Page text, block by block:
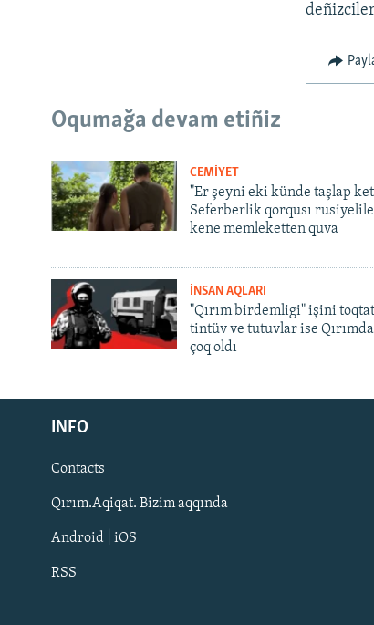
Русский
Українською
QOŞULIÑIZ!
Oqumağa devam etiñiz
CEMİYET
"Er şeyni eki künde taşlap
Seferberlik qorqusı
kene memleketten quva
İNSAN AQLARI
"Qırım birdemligi" işini
tintüv ve tutuvlar ise
çoq oldı
INFO
Contacts
Qırım.Aqiqat. Bizim aqqında
Android | iOS
RSS